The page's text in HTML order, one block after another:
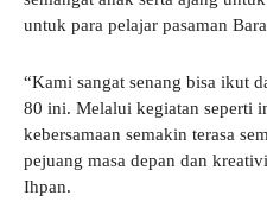
untuk para pelajar pasaman
“Kami sangat senang bisa ikut
80 ini. Melalui kegiatan seperti
kebersamaan semakin terasa
pejuang masa depan dan
Ihpan.